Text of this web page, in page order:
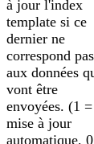
à jour l'index
template si ce
dernier ne
correspond pas
aux données
vont être
envoyées. (1 =
mise à jour
automatique,